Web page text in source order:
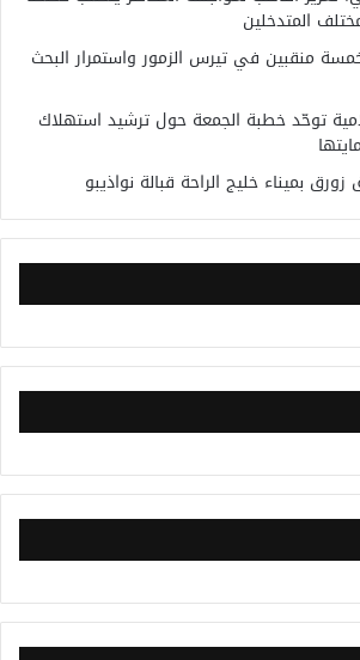
المتدخلين
منقبين في تيرس الزمور واستمرار البحث
توحّد خطبة الجمعة حول ترشيد استهلاك
بميناء خليج الراحة قبالة نواذيبو